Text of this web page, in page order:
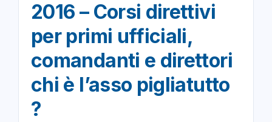
2016 – Corsi direttivi
per primi ufficiali,
comandanti e direttori
chi è l’asso pigliatutto
?